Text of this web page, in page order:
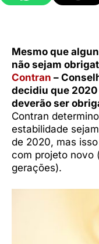
Mesmo que
não sejam
Contran –
decidiu que 2020
deverão ser
Contran
estabilidade
de 2020, mas
com projeto novo
gerações).